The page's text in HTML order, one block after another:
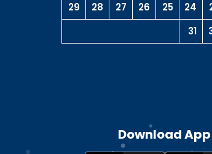
24
25
26
27
28
29
31
Download App